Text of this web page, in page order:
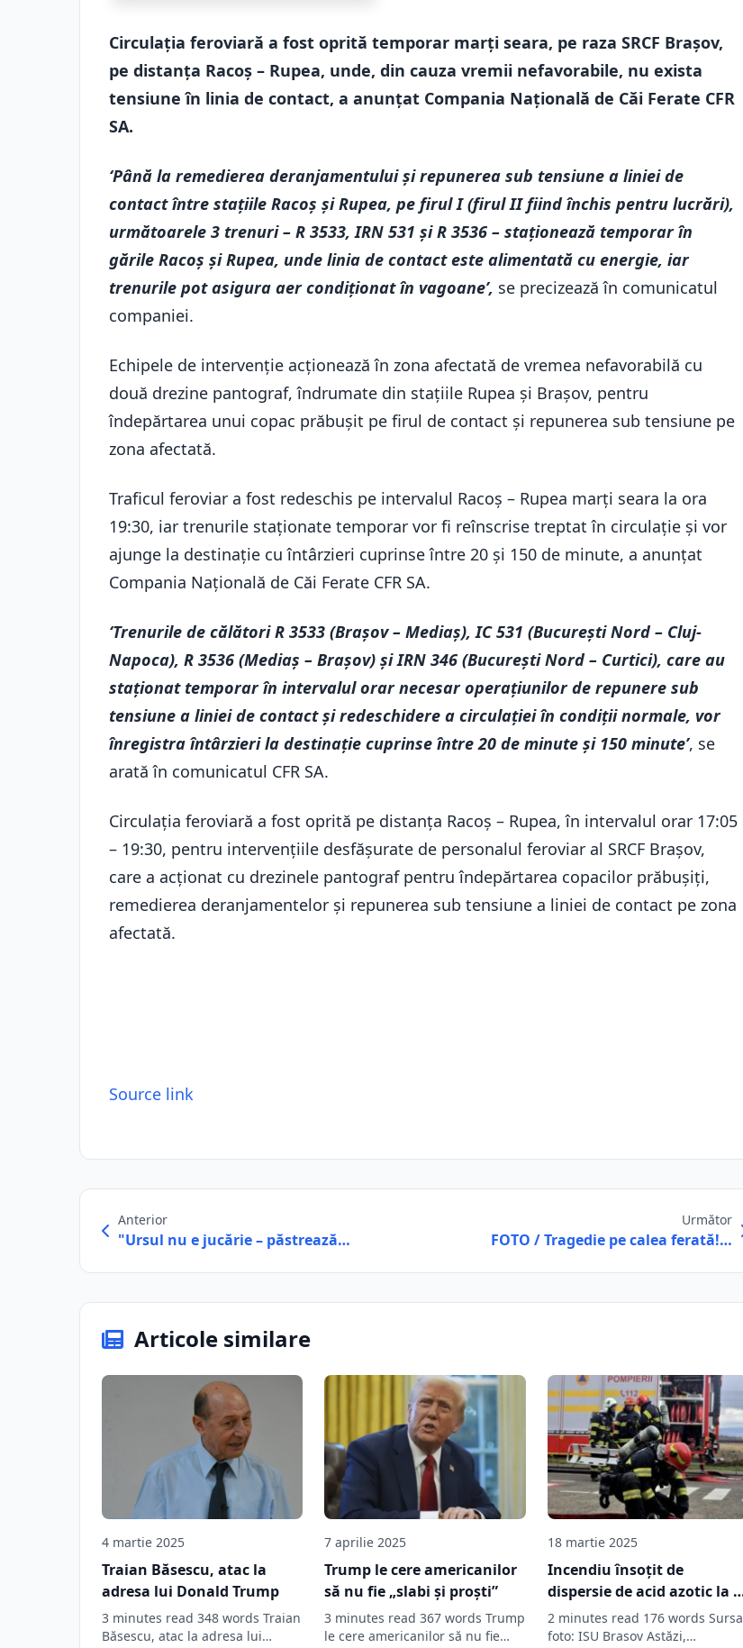
Circulația feroviară a fost oprită temporar marți seara, pe raza SRCF Brașov,
pe distanța Racoș – Rupea, unde, din cauza vremii nefavorabile, nu exista
tensiune în linia de contact, a anunțat Compania Națională de Căi Ferate CFR
SA.
‘Până la remedierea deranjamentului și repunerea sub tensiune a liniei de
contact între stațiile Racoș și Rupea, pe firul I (firul II fiind închis pentru lucrări),
următoarele 3 trenuri – R 3533, IRN 531 și R 3536 – staționează temporar în
gările Racoș și Rupea, unde linia de contact este alimentată cu energie, iar
trenurile pot asigura aer condiționat în vagoane’, se precizează în comunicatul
companiei.
Echipele de intervenție acționează în zona afectată de vremea nefavorabilă cu
două drezine pantograf, îndrumate din stațiile Rupea și Brașov, pentru
îndepărtarea unui copac prăbușit pe firul de contact și repunerea sub tensiune pe
zona afectată.
Traficul feroviar a fost redeschis pe intervalul Racoș – Rupea marți seara la ora
19:30, iar trenurile staționate temporar vor fi reînscrise treptat în circulație și vor
ajunge la destinație cu întârzieri cuprinse între 20 și 150 de minute, a anunțat
Compania Națională de Căi Ferate CFR SA.
‘Trenurile de călători R 3533 (Brașov – Mediaș), IC 531 (București Nord – Cluj-
Napoca), R 3536 (Mediaș – Brașov) și IRN 346 (București Nord – Curtici), care au
staționat temporar în intervalul orar necesar operațiunilor de repunere sub
tensiune a liniei de contact și redeschidere a circulației în condiții normale, vor
înregistra întârzieri la destinație cuprinse între 20 de minute și 150 minute’, se
arată în comunicatul CFR SA.
Circulația feroviară a fost oprită pe distanța Racoș – Rupea, în intervalul orar 17:05
– 19:30, pentru intervențiile desfășurate de personalul feroviar al SRCF Brașov,
care a acționat cu drezinele pantograf pentru îndepărtarea copacilor prăbușiți,
remedierea deranjamentelor și repunerea sub tensiune a liniei de contact pe zona
afectată.
Source link
Anterior
"Ursul nu e jucărie – păstrează…
Următor
FOTO / Tragedie pe calea ferată!…
Articole similare
4 martie 2025
Traian Băsescu, atac la
adresa lui Donald Trump
3 minutes read 348 words Traian
Băsescu, atac la adresa lui
7 aprilie 2025
Trump le cere americanilor
să nu fie „slabi și proști”
3 minutes read 367 words Trump
le cere americanilor să nu fie
18 martie 2025
Incendiu însoțit de
dispersie de acid azotic la o
fabrică din Ghimbav,
scenariul unui exercițiu
2 minutes read 176 words Sursa
foto: ISU Brasov Astăzi,